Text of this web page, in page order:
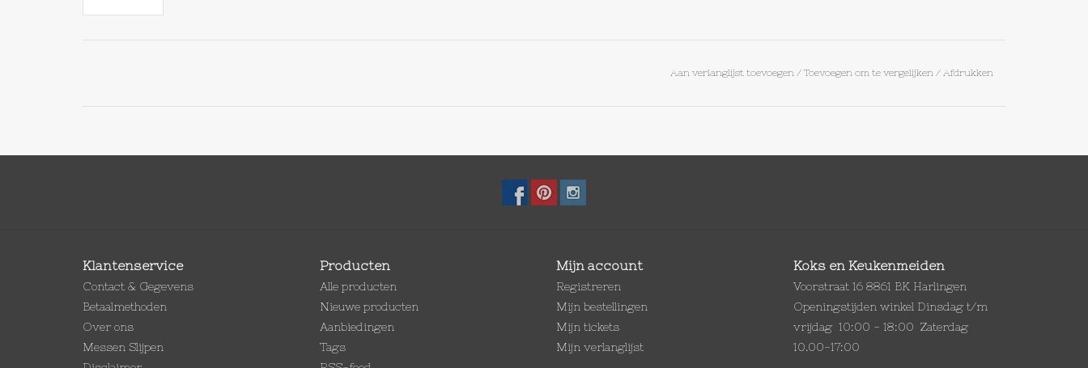
Aan verlanglijst toevoegen / Toevoegen om te vergelijken / Afdrukken
Klantenservice
Contact & Gegevens
Betaalmethoden
Over ons
Messen Slijpen
Producten
Alle producten
Nieuwe producten
Aanbiedingen
Tags
Mijn account
Registreren
Mijn bestellingen
Mijn tickets
Mijn verlanglijst
Koks en Keukenmeiden
Voorstraat 16 8861 BK Harlingen
Openingstijden winkel Dinsdag t/m
vrijdag 10:00 - 18:00 Zaterdag
10.00-17:00